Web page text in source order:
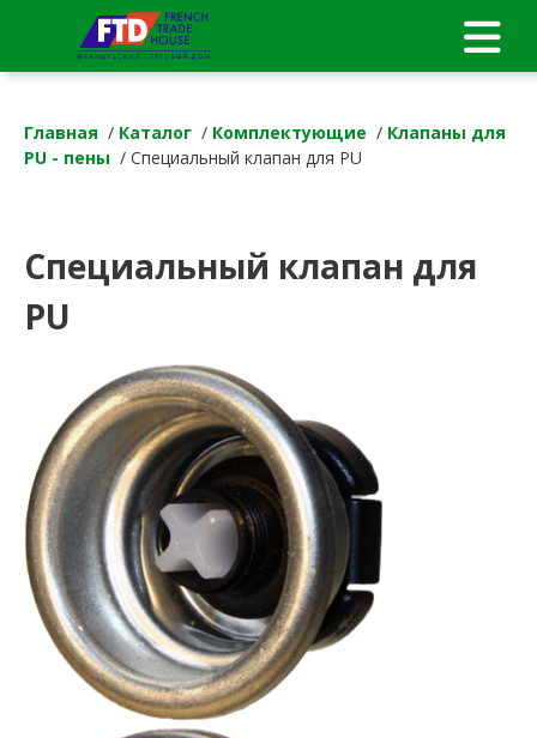
Главная / Каталог / Комплектующие / Клапаны для
PU - пены / Специальный клапан для PU
Специальный клапан для
PU